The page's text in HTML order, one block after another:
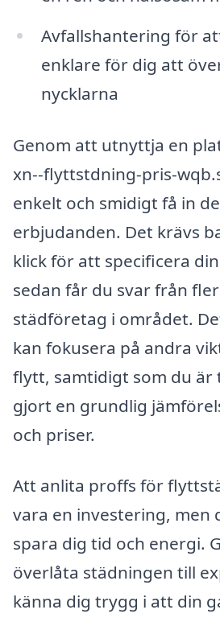
Avfallshantering för
enklare för dig att
nycklarna
Genom att utnyttja en
xn--flyttstdning-pris-
enkelt och smidigt få in
erbjudanden. Det krävs
klick för att specificera
sedan får du svar från
städföretag i området.
kan fokusera på andra
flytt, samtidigt som du är
gjort en grundlig
och priser.
Att anlita proffs för
vara en investering, men
spara dig tid och energi.
överlåta städningen till
känna dig trygg i att din